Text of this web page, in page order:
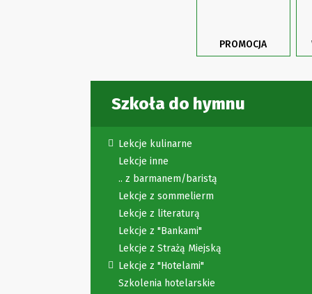
PROMOCJA
Szkoła do hymnu
Lekcje kulinarne
Lekcje inne
.. z barmanem/baristą
Lekcje z sommelierm
Lekcje z literaturą
Lekcje z "Bankami"
Lekcje z Strażą Miejską
Lekcje z "Hotelami"
Szkolenia hotelarskie